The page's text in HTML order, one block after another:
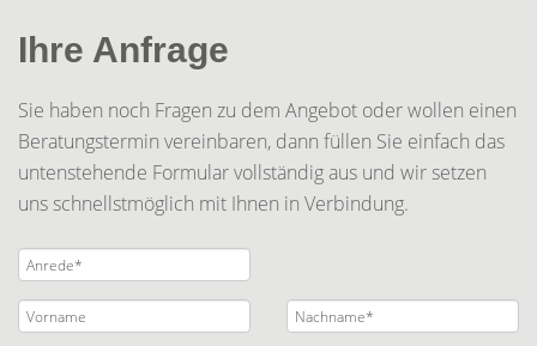
Ihre Anfrage
Sie haben noch Fragen zu dem Angebot oder wollen einen
Beratungstermin vereinbaren, dann füllen Sie einfach das
untenstehende Formular vollständig aus und wir setzen
uns schnellstmöglich mit Ihnen in Verbindung.